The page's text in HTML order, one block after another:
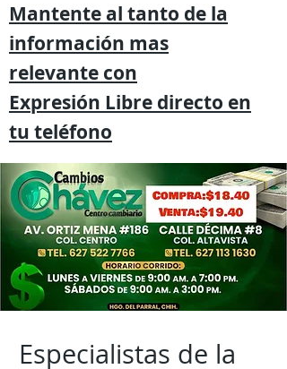
Mantente al tanto de la
información mas
relevante con
Expresión Libre directo en
tu teléfono
Especialistas de la